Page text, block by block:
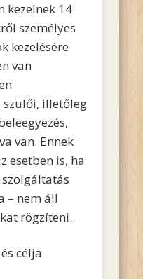
kezelnek 14
személyes
kezelésére
van
szülői, illetőleg
van. Ennek
esetben is, ha
– nem áll
rögzíteni.
célja